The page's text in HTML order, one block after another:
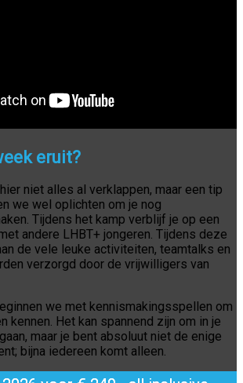
eruit?
niet alles al verklappen, maar een tip
we wel oplichten om je nog
Tijdens het kamp verblijf je op een
andere LHBT+ jongeren. Tijdens deze
de vele leuke activiteiten, teamtalks en
verzorgd door de vrijwilligers van
we met kennismakingsspellen om
kennen. Het kan spannend zijn om in je
maar je bent absoluut niet de enige
bijna iedereen komt alleen.